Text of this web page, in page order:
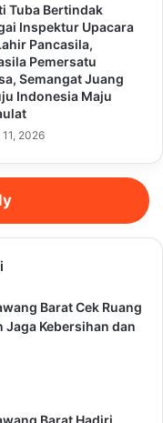
Tuba Bertindak
Inspektur Upacara
Pancasila,
Pemersatu
Semangat Juang
Indonesia Maju
2026
Barat Cek Ruang
Jaga Kebersihan dan
Barat Hadiri